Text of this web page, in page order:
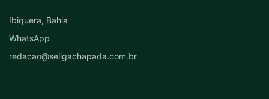
Ibiquera, Bahia
WhatsApp
redacao@seligachapada.com.br